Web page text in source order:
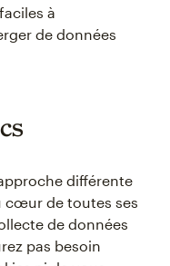
à
de données
différente
cœur de toutes ses
de données
pas besoin